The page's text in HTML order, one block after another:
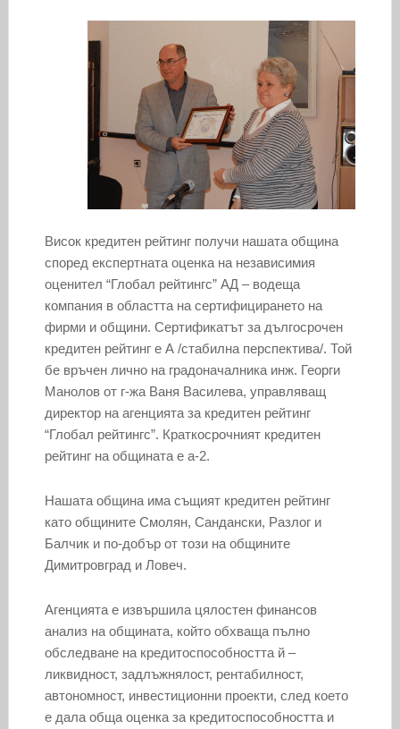
Висок кредитен рейтинг получи нашата община
според експертната оценка на независимия
оценител “Глобал рейтингс” АД – водеща
компания в областта на сертифицирането на
фирми и общини. Сертификатът за дългосрочен
кредитен рейтинг е А /стабилна перспектива/. Той
бе връчен лично на градоначалника инж. Георги
Манолов от г-жа Ваня Василева, управляващ
директор на агенцията за кредитен рейтинг
“Глобал рейтингс”. Краткосрочният кредитен
рейтинг на общината е а-2.
Нашата община има същият кредитен рейтинг
като общините Смолян, Сандански, Разлог и
Балчик и по-добър от този на общините
Димитровград и Ловеч.
Агенцията е извършила цялостен финансов
анализ на общината, който обхваща пълно
обследване на кредитоспособността й –
ликвидност, задлъжнялост, рентабилност,
автономност, инвестиционни проекти, след което
е дала обща оценка за кредитоспособността и